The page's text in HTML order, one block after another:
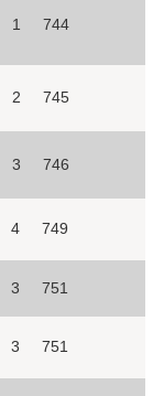
1 744
2 745
3 746
4 749
3 751
3 751